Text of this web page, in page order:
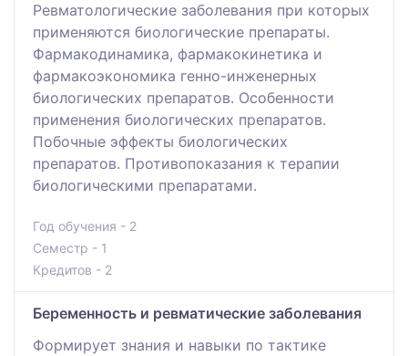
Ревматологические заболевания при которых
применяются биологические препараты.
Фармакодинамика, фармакокинетика и
фармакоэкономика генно-инженерных
биологических препаратов. Особенности
применения биологических препаратов.
Побочные эффекты биологических
препаратов. Противопоказания к терапии
биологическими препаратами.
Год обучения - 2
Семестр - 1
Кредитов - 2
Беременность и ревматические заболевания
Формирует знания и навыки по тактике